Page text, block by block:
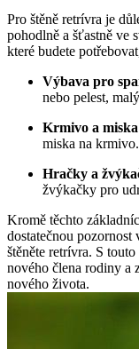
Pro štěně retrívra je
pohodlně a šťastně ve
které budete
Výbava pro
nebo pelest,
Krmivo a
miska na krmivo.
Hračky a
žvýkačky pro
Kromě těchto
dostatečnou
štěněte retrívra. S
nového člena rodiny a
nového života.